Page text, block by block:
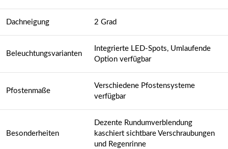
Dachneigung 2 Grad
Beleuchtungsvarianten
Integrierte LED-Spots, Umlaufende
Option verfügbar
Pfostenmaße
Verschiedene Pfostensysteme
verfügbar
Besonderheiten
Dezente Rundumverblendung
kaschiert sichtbare Verschraubungen
und Regenrinne